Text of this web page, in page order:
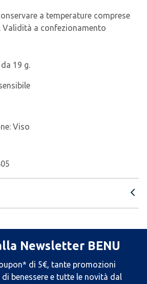
a temperature comprese
Validità a confezionamento
19 g.
Viso
Newsletter BENU
di 5€, tante promozioni
benessere e tutte le novità dal